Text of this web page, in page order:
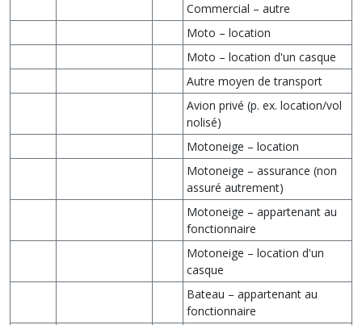
Commercial – autre
Moto – location
Moto – location d'un casque
Autre moyen de transport
Avion privé (p. ex. location/vol
nolisé)
Motoneige – location
Motoneige – assurance (non
assuré autrement)
Motoneige – appartenant au
fonctionnaire
Motoneige – location d'un
casque
Bateau – appartenant au
fonctionnaire